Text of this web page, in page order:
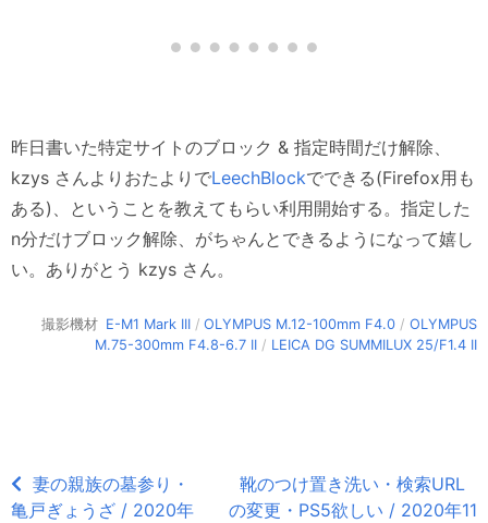
昨日書いた特定サイトのブロック & 指定時間だけ解除、
kzys さんよりおたよりでLeechBlockでできる(Firefox用も
ある)、ということを教えてもらい利用開始する。指定した
n分だけブロック解除、がちゃんとできるようになって嬉し
い。ありがとう kzys さん。
撮影機材 E-M1 Mark III / OLYMPUS M.12-100mm F4.0 / OLYMPUS
M.75-300mm F4.8-6.7 II / LEICA DG SUMMILUX 25/F1.4 II
妻の親族の墓参り・
亀戸ぎょうざ / 2020年
靴のつけ置き洗い・検索URL
の変更・PS5欲しい / 2020年11